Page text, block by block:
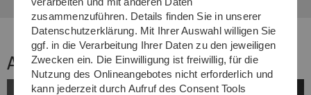
Audio
zusammenzuführen. Details finden Sie in unserer
Datenschutzerklärung. Mit Ihrer Auswahl willigen Sie
ggf. in die Verarbeitung Ihrer Daten zu den jeweiligen
Zwecken ein. Die Einwilligung ist freiwillig, für die
Nutzung des Onlineangebotes nicht erforderlich und
kann jederzeit durch Aufruf des Consent Tools